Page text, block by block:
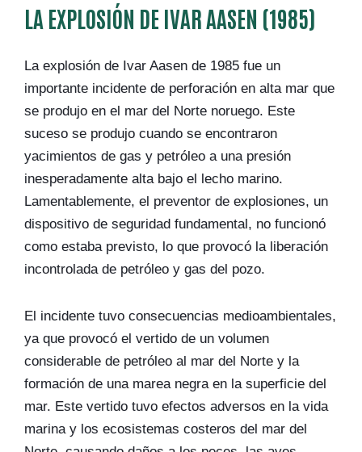
LA EXPLOSIÓN DE IVAR AASEN (1985)
La explosión de Ivar Aasen de 1985 fue un
importante incidente de perforación en alta mar que
se produjo en el mar del Norte noruego. Este
suceso se produjo cuando se encontraron
yacimientos de gas y petróleo a una presión
inesperadamente alta bajo el lecho marino.
Lamentablemente, el preventor de explosiones, un
dispositivo de seguridad fundamental, no funcionó
como estaba previsto, lo que provocó la liberación
incontrolada de petróleo y gas del pozo.
El incidente tuvo consecuencias medioambientales,
ya que provocó el vertido de un volumen
considerable de petróleo al mar del Norte y la
formación de una marea negra en la superficie del
mar. Este vertido tuvo efectos adversos en la vida
marina y los ecosistemas costeros del mar del